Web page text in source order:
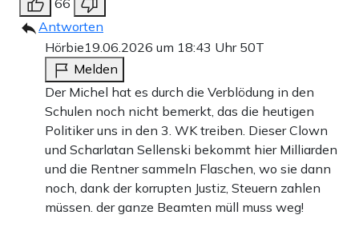
66
Antworten
Hörbie19.06.2026 um 18:43 Uhr 50T
Melden
Der Michel hat es durch die Verblödung in den
Schulen noch nicht bemerkt, das die heutigen
Politiker uns in den 3. WK treiben. Dieser Clown
und Scharlatan Sellenski bekommt hier Milliarden
und die Rentner sammeln Flaschen, wo sie dann
noch, dank der korrupten Justiz, Steuern zahlen
müssen. der ganze Beamten müll muss weg!